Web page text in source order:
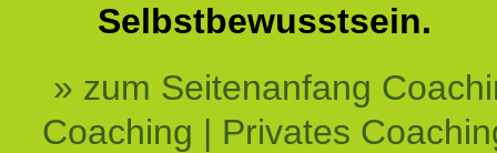
Selbstbewusstsein.
» zum Seitenanfang
Coaching | Privates